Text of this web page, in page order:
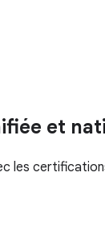
et
les